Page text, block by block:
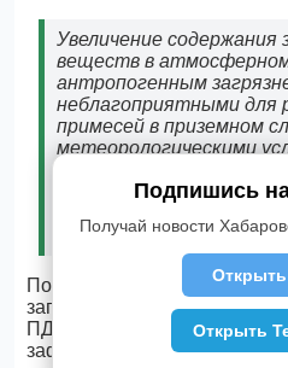
Увеличение содержания
веществ в атмосферном
антропогенным
неблагоприятными для
примесей в приземном
метеорологическими
концентрации
радиация и высокая
Показателей высокого и
загрязнения атмосферного
ПДК загрязняющих веществ
зафиксировано не было.
Подпишись
Получай новости
Открыть
Открыть